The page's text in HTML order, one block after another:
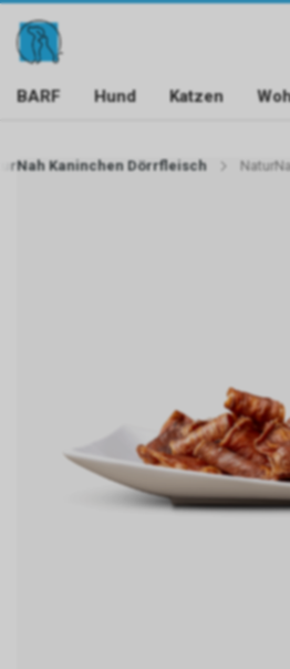
BARF Hund Katzen
Kaninchen Dörrfleisch